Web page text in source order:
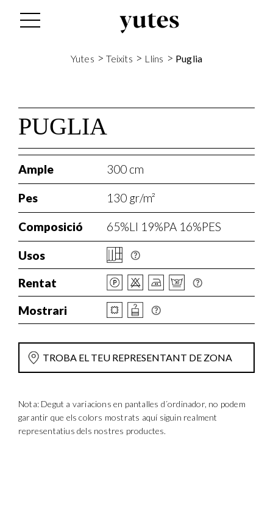
Yutes >Teixits > Llins > Puglia
PUGLIA
Ample 300 cm
Pes 130 gr/m²
Composició 65%LI 19%PA 16%PES
Usos
Rentat
Mostrari
TROBA EL TEU REPRESENTANT DE ZONA
Nota: Degut a variacions en pantalles d´ordinador, no podem
garantir que els colors mostrats aquí siguin realment
representatius dels nostres productes.